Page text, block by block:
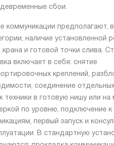
сбои.
коммуникации предполагают,
наличие установленной
крана и готовой точки слива.
включает в себя: снятие
креплений,
соединение отдельных
техники в готовую нишу или на
по уровню, подключение
первый запуск и
В стандартную